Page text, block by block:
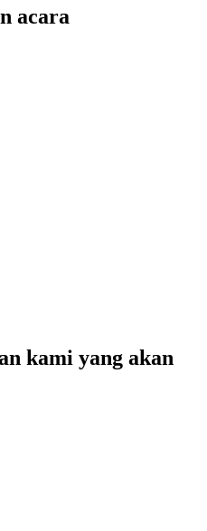
acara
kami yang akan